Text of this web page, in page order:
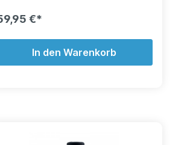
Früchte bietet
Ein wahrlich
spiritueller Drink - nicht nur physisch.
Flasche wird mit echtem 24 Karat
€*
In den Warenkorb